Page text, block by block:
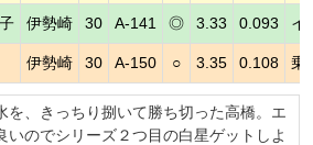
伊勢崎 30 A-141 ◎ 3.33 0.093 イ
伊勢崎 30 A-150 ○ 3.35 0.108 乗
を、きっちり捌いて勝ち切った高橋。エ
いのでシリーズ２つ目の白星ゲットしよ